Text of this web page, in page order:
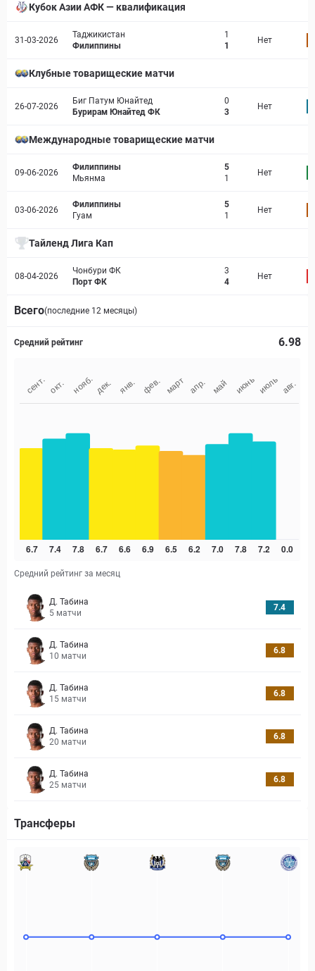
Кубок Азии АФК — квалификация
31-03-2026
Таджикистан
Филиппины
1
1
Нет
Клубные товарищеские матчи
26-07-2026
Биг Патум Юнайтед
Бурирам Юнайтед ФК
0
3
Нет
Международные товарищеские матчи
09-06-2026
Филиппины
Мьянма
5
1
Нет
03-06-2026
Филиппины
Гуам
5
1
Нет
Тайленд Лига Кап
08-04-2026
Чонбури ФК
Порт ФК
3
4
Нет
Всего(последние 12 месяцы)
Средний рейтинг 6.98
Средний рейтинг за месяц
Д. Табина
5 матчи
7.4
Д. Табина
10 матчи
6.8
Д. Табина
15 матчи
6.8
Д. Табина
20 матчи
6.8
Д. Табина
25 матчи
6.8
Трансферы